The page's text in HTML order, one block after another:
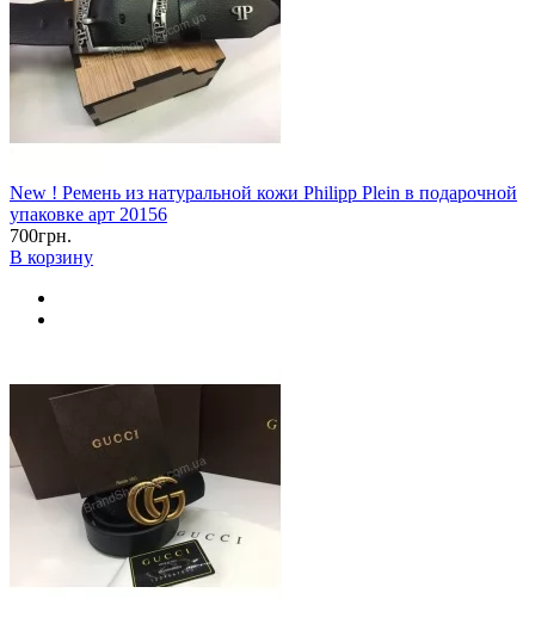
New ! Ремень из натуральной кожи Philipp Plein в подарочной
упаковке арт 20156
700грн.
В корзину